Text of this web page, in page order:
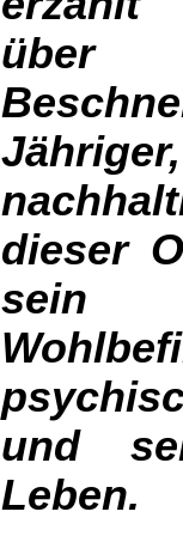
dieser
sein
und
Leben.